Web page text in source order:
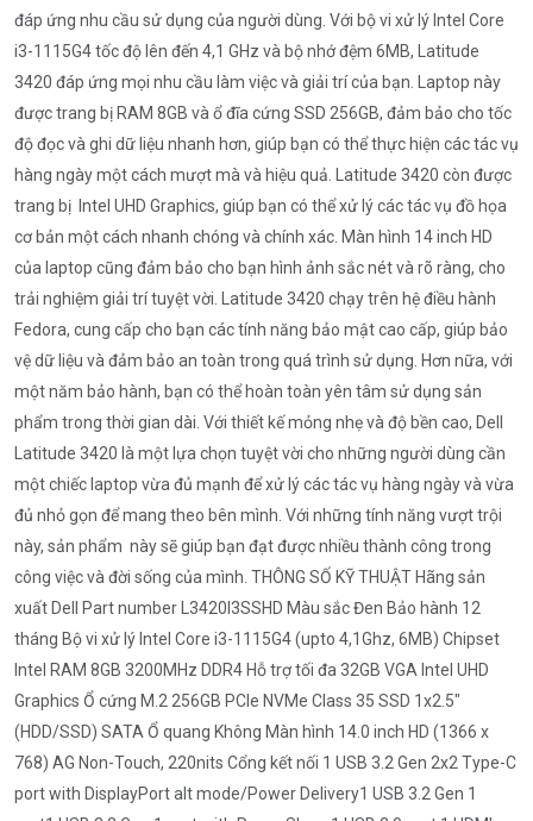
đáp ứng nhu cầu sử dụng của người dùng. Với bộ vi xử lý Intel Core
i3-1115G4 tốc độ lên đến 4,1 GHz và bộ nhớ đệm 6MB, Latitude
3420 đáp ứng mọi nhu cầu làm việc và giải trí của bạn. Laptop này
được trang bị RAM 8GB và ổ đĩa cứng SSD 256GB, đảm bảo cho tốc
độ đọc và ghi dữ liệu nhanh hơn, giúp bạn có thể thực hiện các tác vụ
hàng ngày một cách mượt mà và hiệu quả. Latitude 3420 còn được
trang bị Intel UHD Graphics, giúp bạn có thể xử lý các tác vụ đồ họa
cơ bản một cách nhanh chóng và chính xác. Màn hình 14 inch HD
của laptop cũng đảm bảo cho bạn hình ảnh sắc nét và rõ ràng, cho
trải nghiệm giải trí tuyệt vời. Latitude 3420 chạy trên hệ điều hành
Fedora, cung cấp cho bạn các tính năng bảo mật cao cấp, giúp bảo
vệ dữ liệu và đảm bảo an toàn trong quá trình sử dụng. Hơn nữa, với
một năm bảo hành, bạn có thể hoàn toàn yên tâm sử dụng sản
phẩm trong thời gian dài. Với thiết kế mỏng nhẹ và độ bền cao, Dell
Latitude 3420 là một lựa chọn tuyệt vời cho những người dùng cần
một chiếc laptop vừa đủ mạnh để xử lý các tác vụ hàng ngày và vừa
đủ nhỏ gọn để mang theo bên mình. Với những tính năng vượt trội
này, sản phẩm này sẽ giúp bạn đạt được nhiều thành công trong
công việc và đời sống của mình. THÔNG SỐ KỸ THUẬT Hãng sản
xuất Dell Part number L3420I3SSHD Màu sắc Đen Bảo hành 12
tháng Bộ vi xử lý Intel Core i3-1115G4 (upto 4,1Ghz, 6MB) Chipset
Intel RAM 8GB 3200MHz DDR4 Hỗ trợ tối đa 32GB VGA Intel UHD
Graphics Ổ cứng M.2 256GB PCIe NVMe Class 35 SSD 1x2.5"
(HDD/SSD) SATA Ổ quang Không Màn hình 14.0 inch HD (1366 x
768) AG Non-Touch, 220nits Cổng kết nối 1 USB 3.2 Gen 2x2 Type-C
port with DisplayPort alt mode/Power Delivery1 USB 3.2 Gen 1